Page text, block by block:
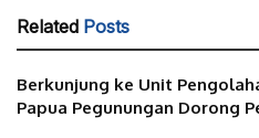
Related Posts
Berkunjung ke Unit
Papua Pegunungan Dorong